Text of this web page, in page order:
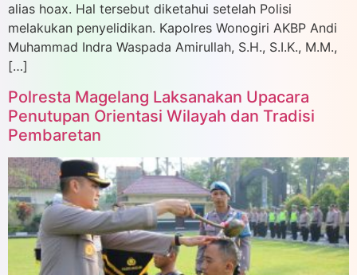
alias hoax. Hal tersebut diketahui setelah Polisi
melakukan penyelidikan. Kapolres Wonogiri AKBP Andi
Muhammad Indra Waspada Amirullah, S.H., S.I.K., M.M.,
[…]
Polresta Magelang Laksanakan Upacara
Penutupan Orientasi Wilayah dan Tradisi
Pembaretan